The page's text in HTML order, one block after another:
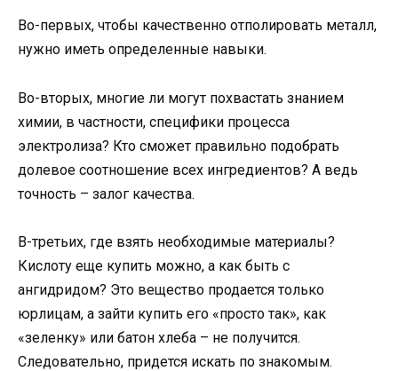
Во-первых, чтобы качественно отполировать металл,
нужно иметь определенные навыки.
Во-вторых, многие ли могут похвастать знанием
химии, в частности, специфики процесса
электролиза? Кто сможет правильно подобрать
долевое соотношение всех ингредиентов? А ведь
точность – залог качества.
В-третьих, где взять необходимые материалы?
Кислоту еще купить можно, а как быть с
ангидридом? Это вещество продается только
юрлицам, а зайти купить его «просто так», как
«зеленку» или батон хлеба – не получится.
Следовательно, придется искать по знакомым.